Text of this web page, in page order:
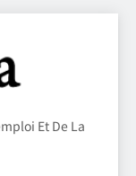
Et De La